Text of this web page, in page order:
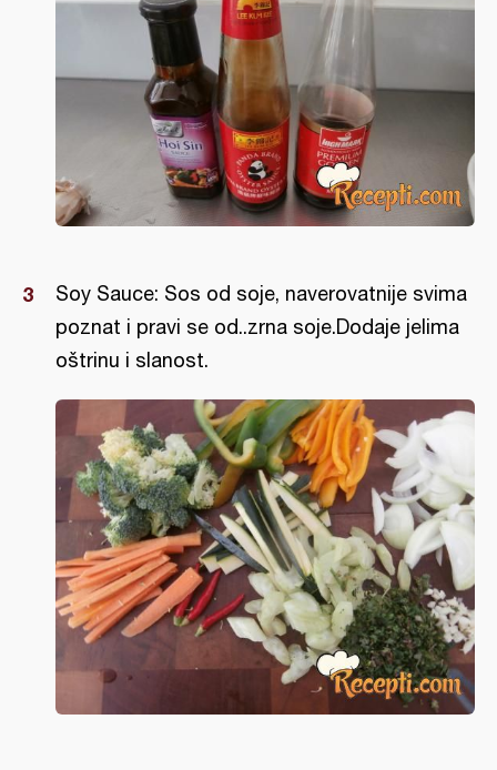
Soy Sauce: Sos od soje, naverovatnije svima
poznat i pravi se od..zrna soje.Dodaje jelima
oštrinu i slanost.